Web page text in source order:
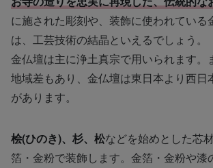
に施された彫刻や、装飾に使われている
は、工芸技術の結晶といえるでしょう。
金仏壇は主に浄土真宗で用いられます。
地域差もあり、金仏壇は東日本より西日
があります。
桧(ひのき)、杉、松などを始めとした芯
箔・金粉で装飾します。金箔・金粉や漆